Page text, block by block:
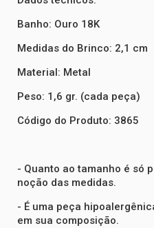
Banho: Ouro 18K
Medidas do Brinco: 2,1 cm
Material: Metal
Peso: 1,6 gr. (cada peça)
Código do Produto: 3865
- Quanto ao tamanho é só
noção das medidas.
- É uma peça
em sua composição.